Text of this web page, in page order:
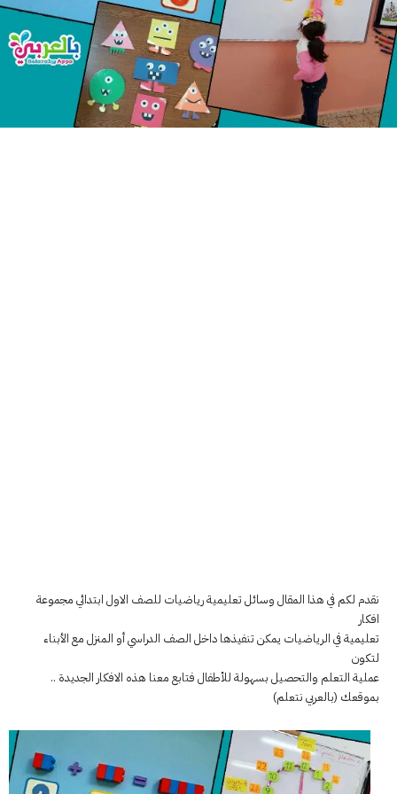
نقدم لكم في هذا المقال وسائل تعليمية رياضيات للصف الاول ابتدائي مجموعة
افكار
تعليمية في الرياضيات يمكن تنفيذها داخل الصف الدراسي أو المنزل مع الأبناء
لتكون
عملية التعلم والتحصيل بسهولة للأطفال فتابع معنا هذه الافكار الجديدة ..
بموقعك (بالعربي نتعلم)